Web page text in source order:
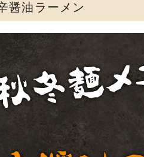
醤油ラーメン